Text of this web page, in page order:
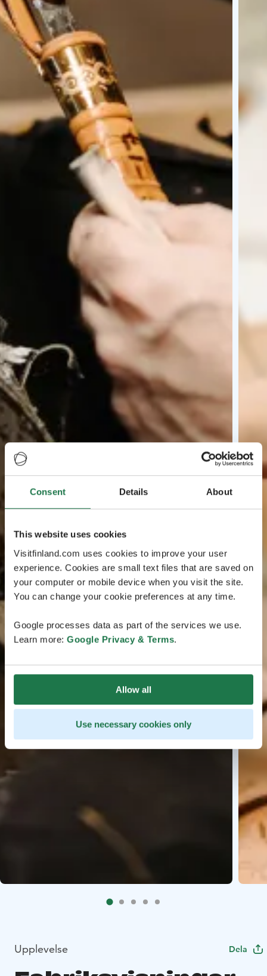
Consent Details About
This website uses cookies
Visitfinland.com uses cookies to improve your user
experience. Cookies are small text files that are saved on
your computer or mobile device when you visit the site.
You can change your cookie preferences at any time.
Google processes data as part of the services we use.
Learn more: Google Privacy & Terms.
Allow all
Use necessary cookies only
Upplevelse Dela